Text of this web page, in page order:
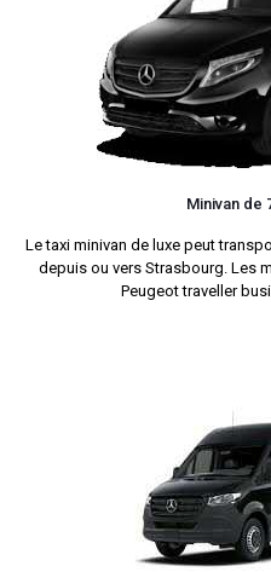
Minivan de
Le taxi minivan de luxe peut
depuis ou vers Strasbourg. Les
Peugeot traveller